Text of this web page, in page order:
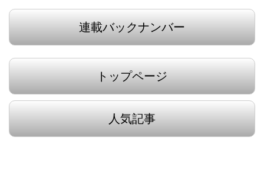
連載バックナンバー
トップページ
人気記事